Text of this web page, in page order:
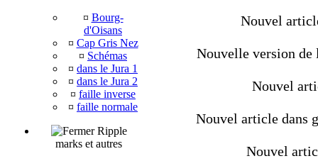
¤ Bourg-
d'Oisans
¤ Cap Gris Nez
¤ Schémas
¤ dans le Jura 1
¤ dans le Jura 2
¤ faille inverse
¤ faille normale
Ripple
marks et autres
Nouvel
Nouvelle version de
Nouvel
Nouvel article dans
Nouvel